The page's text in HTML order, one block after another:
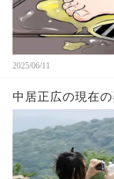
2025/06/11
中居正広の現在